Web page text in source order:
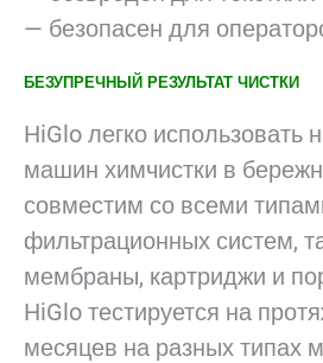
— безопасен для
БЕЗУПРЕЧНЫЙ РЕЗУЛЬТАТ ЧИСТКИ
HiGlo легко использовать
машин химчистки в
совместим со всеми
фильтрационных систем,
мембраны, картриджи и
HiGlo тестируется на
месяцев на разных типах